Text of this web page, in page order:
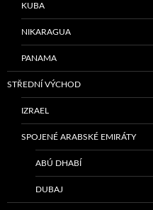
KUBA
NIKARAGUA
PANAMA
STŘEDNÍ VÝCHOD
IZRAEL
SPOJENÉ ARABSKÉ EMIRÁTY
ABÚ DHABÍ
DUBAJ